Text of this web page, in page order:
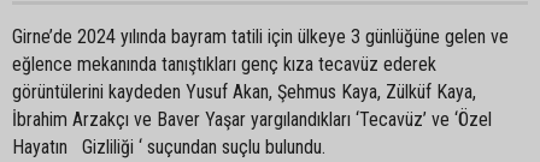
Girne’de 2024 yılında bayram tatili için ülkeye 3 günlüğüne gelen ve
eğlence mekanında tanıştıkları genç kıza tecavüz ederek
görüntülerini kaydeden Yusuf Akan, Şehmus Kaya, Zülküf Kaya,
İbrahim Arzakçı ve Baver Yaşar yargılandıkları ‘Tecavüz’ ve ‘Özel
Hayatın Gizliliği ‘ suçundan suçlu bulundu.